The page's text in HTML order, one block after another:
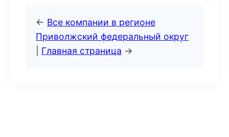
← Все компании в регионе
Приволжский федеральный округ
Главная страница →